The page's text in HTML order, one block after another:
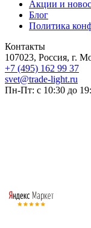
Акции и
Блог
Политика
Контакты
107023, Россия, г.
+7 (495) 162 99 37
svet@trade-light.ru
Пн-Пт: с 10:30 до